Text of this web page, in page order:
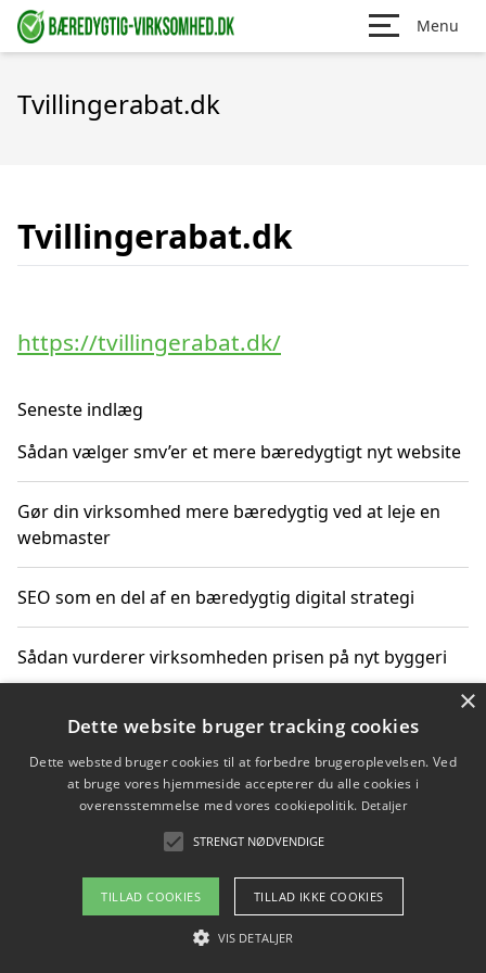
Menu
Tvillingerabat.dk
Tvillingerabat.dk
https://tvillingerabat.dk/
Seneste indlæg
Sådan vælger smv’er et mere bæredygtigt nyt website
Gør din virksomhed mere bæredygtig ved at leje en
webmaster
SEO som en del af en bæredygtig digital strategi
Sådan vurderer virksomheden prisen på nyt byggeri
Sådan får du hjælp til en hjemmeside uden binding
Copyright 2026 - Pilanto Aps
Om / kontakt
Blog Betingelser
×
Dette website bruger tracking cookies
Dette websted bruger cookies til at forbedre brugeroplevelsen. Ved
at bruge vores hjemmeside accepterer du alle cookies i
overensstemmelse med vores cookiepolitik. Detaljer
STRENGT NØDVENDIGE
TILLAD COOKIES TILLAD IKKE COOKIES
VIS DETALJER